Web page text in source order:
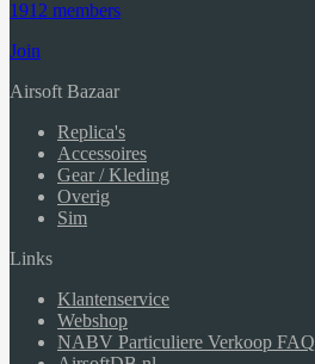
1912 members
Join
Airsoft Bazaar
Replica's
Accessoires
Gear / Kleding
Overig
Sim
Links
Klantenservice
Webshop
NABV Particuliere Verkoop FAQ